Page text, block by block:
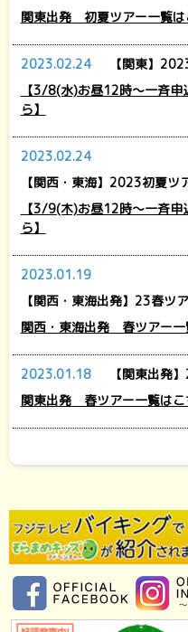
関東出発 初夏ツアー一覧は
2023.02.24
【関東】
【3/8(水)お昼12時～一斉
ら】
2023.02.24
【関西・東海】2023初夏ツ
【3/9(木)お昼12時～一斉
ら】
2023.01.19
【関西・東海出発】23春ツ
関西・東海出発 春ツアー一
2023.01.18
【関東出発
関東出発 春ツアー一覧はこ